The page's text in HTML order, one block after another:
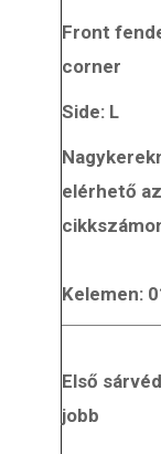
Front
corner
Side: L
elérhető
Kelemen:
Első
jobb